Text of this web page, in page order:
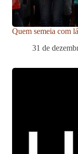
Quem semeia com
31 de